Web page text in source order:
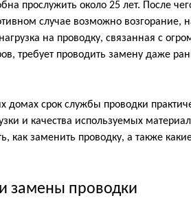
прослужить около 25 лет. После
случае возможно возгорание,
на проводку, связанная с
требует проводить замену даже
домах срок службы проводки
и качества используемых
как заменить проводку, а также
замены проводки